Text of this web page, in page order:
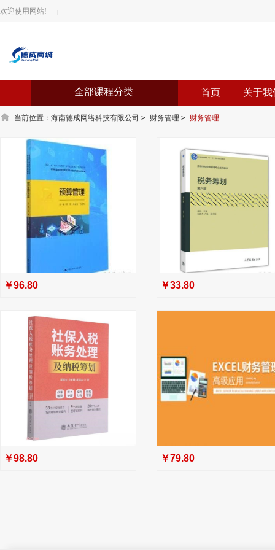
欢迎使用网站!
全部课程分类 首页 关于我
当前位置： 海南德成网络科技有限公司 > 财务管理 > 财务管理
￥96.80 ￥33.80
￥98.80 ￥79.80